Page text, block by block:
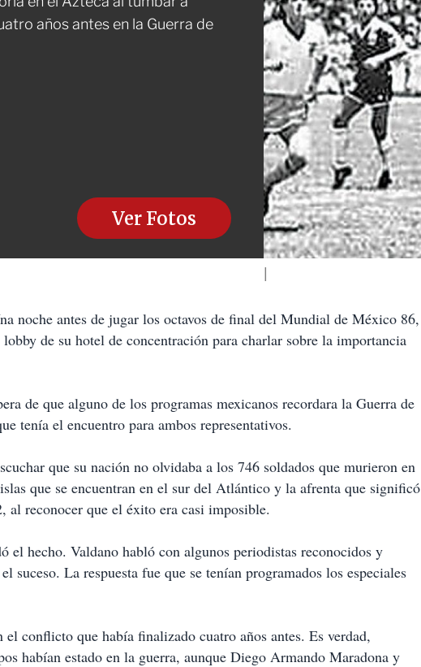
años antes en la Guerra de
Ver Fotos
noche antes de jugar los octavos de final del Mundial de México 86,
de su hotel de concentración para charlar sobre la importancia
de que alguno de los programas mexicanos recordara la Guerra de
tenía el encuentro para ambos representativos.
que su nación no olvidaba a los 746 soldados que murieron en
que se encuentran en el sur del Atlántico y la afrenta que significó
al reconocer que el éxito era casi imposible.
el hecho. Valdano habló con algunos periodistas reconocidos y
suceso. La respuesta fue que se tenían programados los especiales
conflicto que había finalizado cuatro años antes. Es verdad,
habían estado en la guerra, aunque Diego Armando Maradona y